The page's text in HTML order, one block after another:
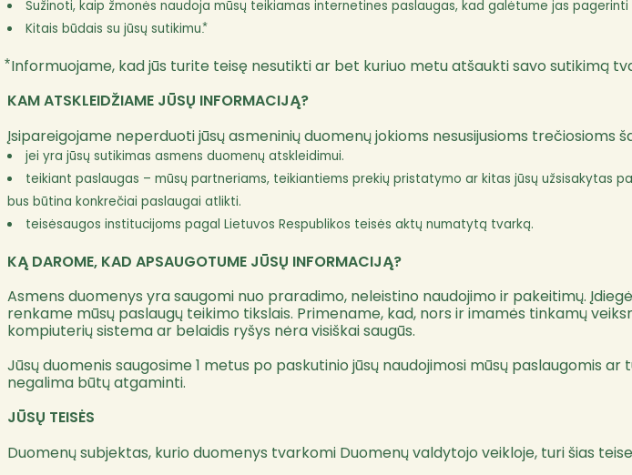
Sužinoti, kaip žmonės naudoja mūsų teikiamas internetines paslaugas, kad galėtume jas
Kitais būdais su jūsų sutikimu.⃰
Informuojame, kad jūs turite teisę nesutikti ar bet kuriuo metu atšaukti savo sutikimą
KAM ATSKLEIDŽIAME JŪSŲ INFORMACIJĄ?
Įsipareigojame neperduoti jūsų asmeninių duomenų jokioms nesusijusioms trečiosioms
jei yra jūsų sutikimas asmens duomenų atskleidimui.
teikiant paslaugas – mūsų partneriams, teikiantiems prekių pristatymo ar kitas jūsų užsisakytas
bus būtina konkrečiai paslaugai atlikti.
teisėsaugos institucijoms pagal Lietuvos Respublikos teisės aktų numatytą tvarką.
KĄ DAROME, KAD APSAUGOTUME JŪSŲ INFORMACIJĄ?
Asmens duomenys yra saugomi nuo praradimo, neleistino naudojimo ir pakeitimų.
renkame mūsų paslaugų teikimo tikslais. Primename, kad, nors ir imamės tinkamų
kompiuterių sistema ar belaidis ryšys nėra visiškai saugūs.
Jūsų duomenis saugosime 1 metus po paskutinio jūsų naudojimosi mūsų paslaugomis
negalima būtų atgaminti.
JŪSŲ TEISĖS
Duomenų subjektas, kurio duomenys tvarkomi Duomenų valdytojo veikloje, turi šias